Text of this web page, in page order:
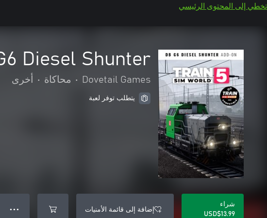
تخطي إلى المحتوى الرئيسي
Diesel Shunter
Dovetail Games
• محاكاة • أخرى
يتطلب توفر لعبة
شراء
USD$13.99
إضافة إلى قائمة الأمنيات ● ● ●